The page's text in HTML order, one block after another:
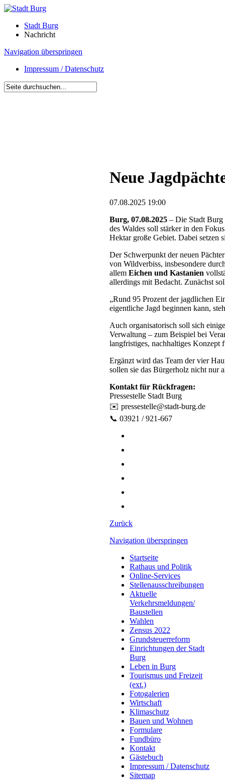
Stadt Burg
Nachricht
Navigation überspringen
Impressum / Datenschutz
Neue
07.08.2025 19:00
Burg, 07.08.2025 – Die Stadt Burg
des Waldes soll stärker in den
Hektar große Gebiet. Dabei setzen
Der Schwerpunkt der neuen
von Wildverbiss, insbesondere
allem Eichen und Kastanien
allerdings mit Bedacht. Zunächst
„Rund 95 Prozent der jagdlichen
eigentliche Jagd beginnen kann,
Auch organisatorisch soll sich
Verwaltung – zum Beispiel bei
langfristiges, nachhaltiges
Ergänzt wird das Team der vier
sollen sie das Bürgerholz nicht nur
Kontakt für Rückfragen:
Pressestelle Stadt Burg
✉️ pressestelle@stadt-burg.de
📞 03921 / 921-667
Zurück
Navigation überspringen
Startseite
Rathaus und Politik
Online-Services
Stellenausschreibungen
Aktuelle
Verkehrsmeldungen/
Baustellen
Wahlen
Zensus 2022
Grundsteuerreform
Einrichtungen der Stadt
Burg
Leben in Burg
Tourismus und Freizeit
(ext.)
Fotogalerien
Wirtschaft
Klimaschutz
Bauen und Wohnen
Formulare
Fundbüro
Kontakt
Gästebuch
Impressum / Datenschutz
Sitemap